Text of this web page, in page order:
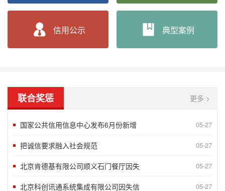
“2020北京榜样”发布八月第二周5 05-27
“2018北京榜样”发布八月第一周5
孟兆民：履行承诺一丝不苟 兢兢业业确
北京蓝源企业管理有限公司评为AAA
2020年获得企业信用AAA级企业 10-15
信用公示 典型案例
联合奖惩 更多 >
国家公共信用信息中心发布6月份新增 05-27
把诚信要求融入社会规范 05-27
北京肯德基有限公司顺义石门餐厅因失 05-27
北京科创讯通系统集成有限公司因失信 05-27